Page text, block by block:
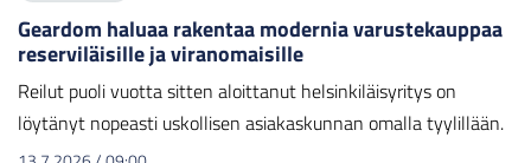
Geardom haluaa rakentaa modernia varustekauppaa
reserviläisille ja viranomaisille
Reilut puoli vuotta sitten aloittanut helsinkiläisyritys on
löytänyt nopeasti uskollisen asiakaskunnan omalla tyylillään.